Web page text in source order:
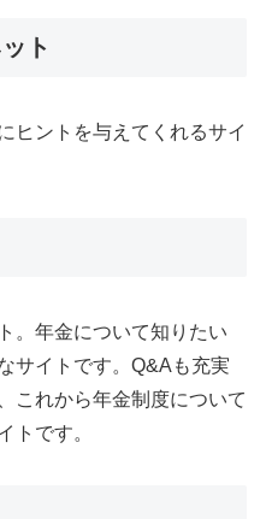
ト
ヒントを与えてくれるサイ
。年金について知りたい
サイトです。Q&Aも充実
これから年金制度について
トです。